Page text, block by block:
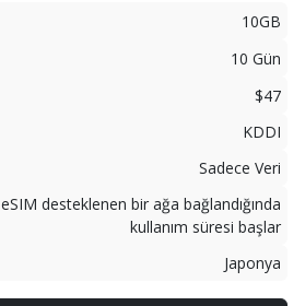
10GB
10 Gün
$47
KDDI
Sadece Veri
eSIM desteklenen bir ağa bağlandığında
kullanım süresi başlar
Japonya